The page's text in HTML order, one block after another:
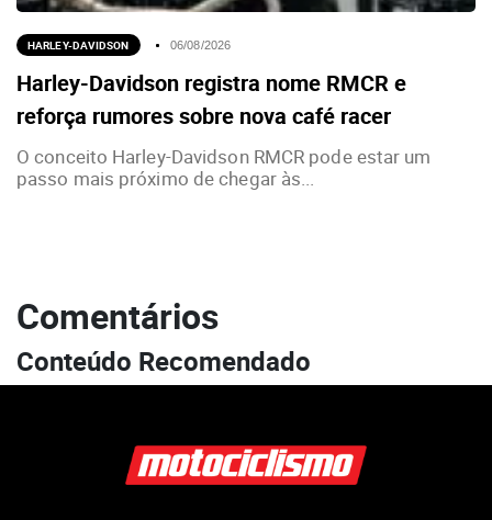
HARLEY-DAVIDSON 06/08/2026
Harley-Davidson registra nome RMCR e
reforça rumores sobre nova café racer
O conceito Harley-Davidson RMCR pode estar um
passo mais próximo de chegar às...
Comentários
Conteúdo Recomendado